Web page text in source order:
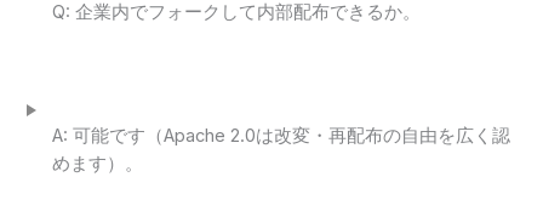
Q: 企業内でフォークして内部配布できるか。
A: 可能です（Apache 2.0は改変・再配布の自由を広く認
めます）。